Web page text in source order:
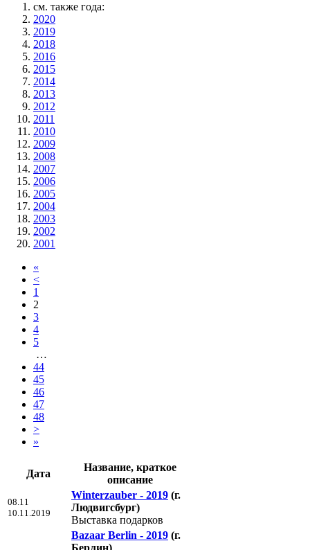
см. также года:
2020
2019
2018
2016
2015
2014
2013
2012
2011
2010
2009
2008
2007
2006
2005
2004
2003
2002
2001
«
<
1
2
3
4
5
…
44
45
46
47
48
>
»
Дата
Название, краткое
описание
08.11
10.11.2019
Winterzauber - 2019 (г.
Людвигсбург)
Выставка подарков
Bazaar Berlin - 2019 (г.